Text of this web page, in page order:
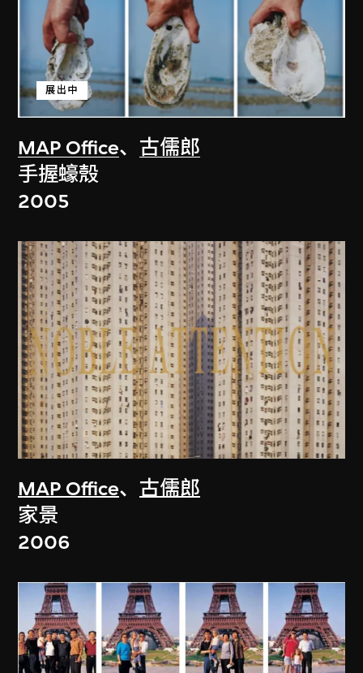
MAP Office、 古儒郎
展出中
手握蠔殼
2005
MAP Office、 古儒郎
家景
2006